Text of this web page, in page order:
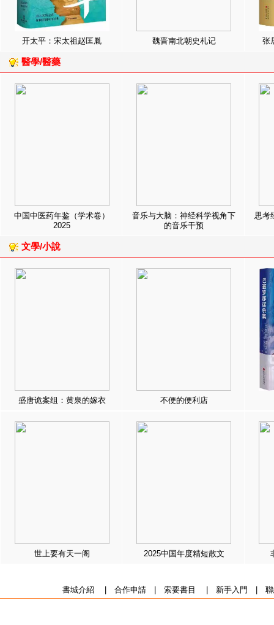
开太平：宋太祖赵匡胤 魏晋南北朝史札记 张
醫學/醫藥
中国中医药年鉴（学术卷）
2025
音乐与大脑：神经科学视角下
的音乐干预
思考
文學/小說
盛唐诡案组：黄泉的嫁衣 不便的便利店
世上要有天一阁 2025中国年度精短散文
書城介紹 合作申請| 索要書目 新手入門